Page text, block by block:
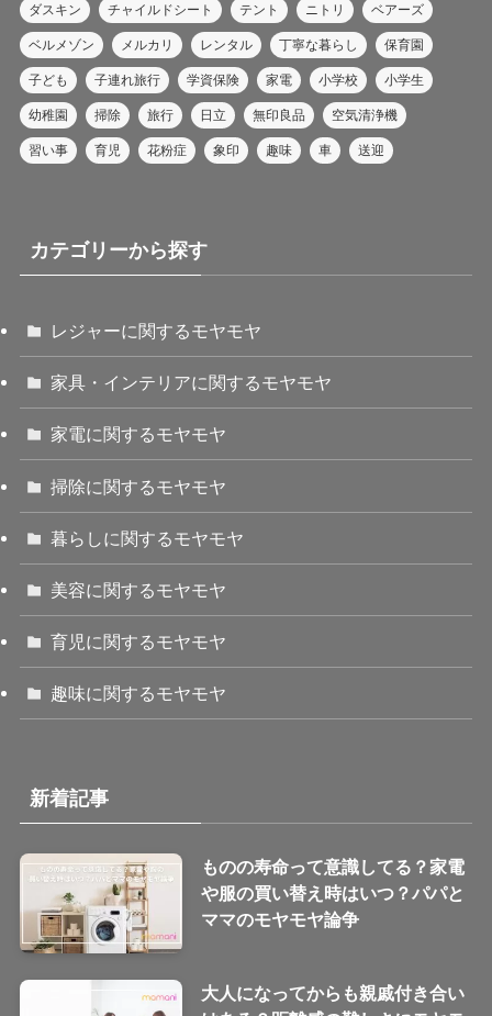
ダスキン チャイルドシート テント ニトリ ベアーズ
ベルメゾン メルカリ レンタル 丁寧な暮らし 保育園
子ども 子連れ旅行 学資保険 家電 小学校 小学生
幼稚園 掃除 旅行 日立 無印良品 空気清浄機
習い事 育児 花粉症 象印 趣味 車 送迎
カテゴリーから探す
レジャーに関するモヤモヤ
家具・インテリアに関するモヤモヤ
家電に関するモヤモヤ
掃除に関するモヤモヤ
暮らしに関するモヤモヤ
美容に関するモヤモヤ
育児に関するモヤモヤ
趣味に関するモヤモヤ
新着記事
ものの寿命って意識してる？家電
や服の買い替え時はいつ？パパと
ママのモヤモヤ論争
大人になってからも親戚付き合い